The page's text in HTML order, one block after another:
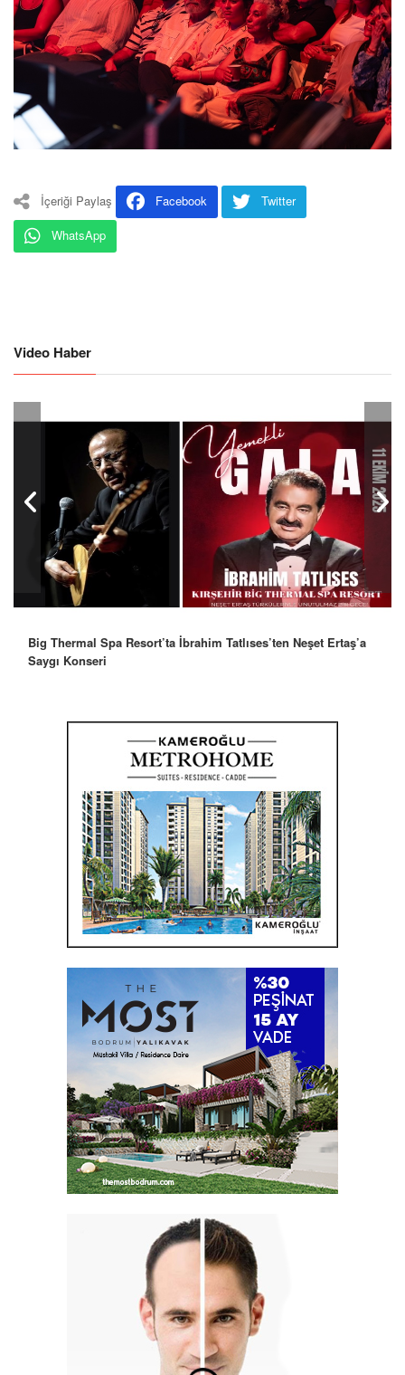
İçeriği Paylaş Facebook
Twitter
WhatsApp
Video Haber
Robbie Williams’tan İstanbul’a Mesaj: “Unutulmaz Bir Gece
Olacak”